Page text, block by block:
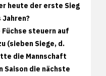
heute der erste Sieg
steuern auf
(sieben Siege, d.
die Mannschaft
Saison die nächste